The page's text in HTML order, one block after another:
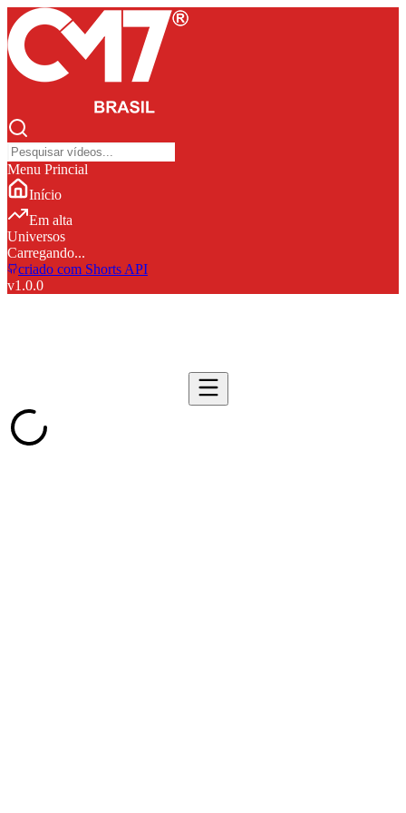
Menu Princial
Início
Em alta
Universos
Carregando...
criado com Shorts API
v1.0.0